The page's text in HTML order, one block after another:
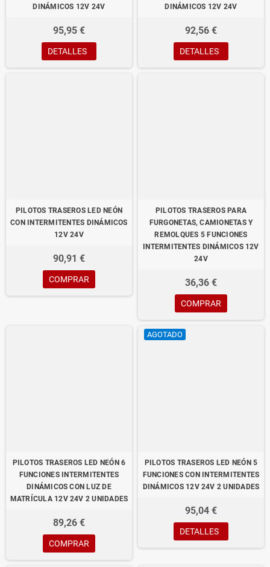
DINÁMICOS 12V 24V
95,95 €
DETALLES
DINÁMICOS 12V 24V
92,56 €
DETALLES
PILOTOS TRASEROS LED NEÓN
CON INTERMITENTES DINÁMICOS
12V 24V
90,91 €
COMPRAR
PILOTOS TRASEROS PARA
FURGONETAS, CAMIONETAS Y
REMOLQUES 5 FUNCIONES
INTERMITENTES DINÁMICOS 12V
24V
36,36 €
COMPRAR
PILOTOS TRASEROS LED NEÓN 6
FUNCIONES INTERMITENTES
DINÁMICOS CON LUZ DE
MATRÍCULA 12V 24V 2 UNIDADES
89,26 €
COMPRAR
AGOTADO
PILOTOS TRASEROS LED NEÓN 5
FUNCIONES CON INTERMITENTES
DINÁMICOS 12V 24V 2 UNIDADES
95,04 €
DETALLES